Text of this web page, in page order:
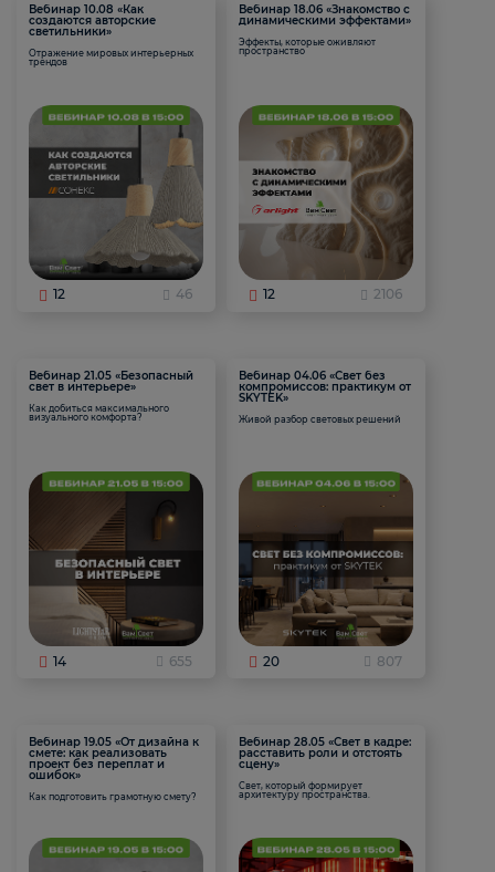
Вебинар 10.08 «Как
создаются авторские
светильники»
Отражение мировых интерьерных
трендов
12 46
Вебинар 18.06 «Знакомство с
динамическими эффектами»
Эффекты, которые оживляют
пространство
12 2106
Вебинар 21.05 «Безопасный
свет в интерьере»
Как добиться максимального
визуального комфорта?
14 655
Вебинар 04.06 «Свет без
компромиссов: практикум от
SKYTEK»
Живой разбор световых решений
20 807
Вебинар 19.05 «От дизайна к
смете: как реализовать
проект без переплат и
ошибок»
Как подготовить грамотную смету?
Вебинар 28.05 «Свет в кадре:
расставить роли и отстоять
сцену»
Свет, который формирует
архитектуру пространства.